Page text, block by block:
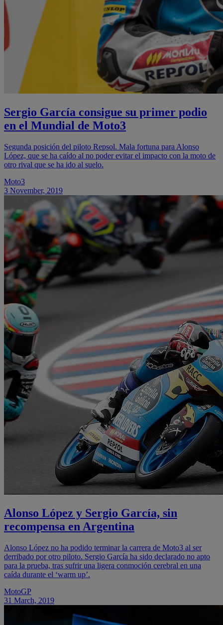
Sergio García consigue su primer podio
en el Mundial de Moto3
Segunda posición del piloto Repsol. Mala fortuna para Alonso
López, que se ha caído al no poder evitar el impacto con la moto de
otro rival que se ha ido al suelo.
Moto3
3 November, 2019
Alonso López y Sergio García, sin
recompensa en Argentina
Alonso López no ha podido terminar la carrera de Moto3 al ser
derribado por otro piloto. Sergio García ha sido declarado no apto
para la prueba, tras sufrir una ligera conmoción cerebral en una
caída durante el ‘warm up’.
MotoGP
31 March, 2019